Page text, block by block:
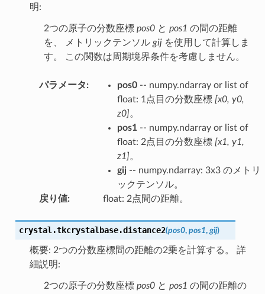
明:
2つの原子の分数座標 pos0と pos1 の間の距離
を、 メトリックテンソル gijを使用して計算しま
す。 この関数は周期境界条件を考慮しません。
パラメータ: pos0-- numpy.ndarray or list of
float: 1点目の分数座標 [x0, y0,
z0]。
pos1-- numpy.ndarray or list of
float: 2点目の分数座標 [x1, y1,
z1]。
gij-- numpy.ndarray: 3x3 のメトリ
ックテンソル。
戻り値: float: 2点間の距離。
crystal.tkcrystalbase.distance2(pos0, pos1, gij)
概要: 2つの分数座標間の距離の2乗を計算する。 詳
細説明:
2つの原子の分数座標 pos0と pos1 の間の距離の